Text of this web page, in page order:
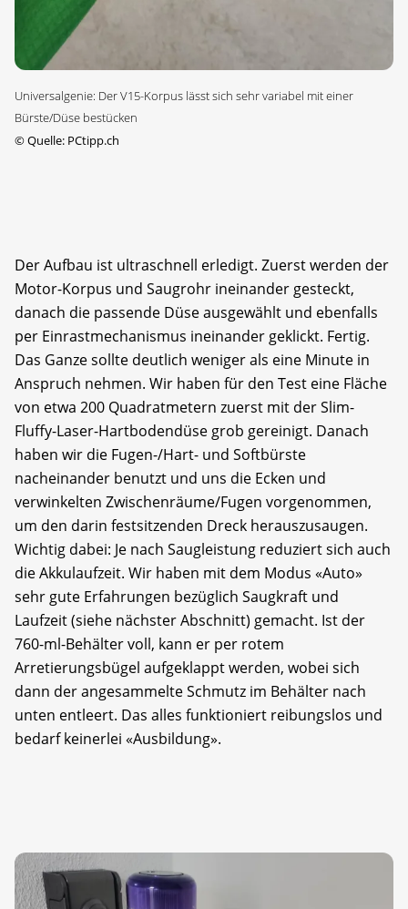
Universalgenie: Der V15-Korpus lässt sich sehr variabel mit einer
Bürste/Düse bestücken
©Quelle: PCtipp.ch
Der Aufbau ist ultraschnell erledigt. Zuerst werden der
Motor-Korpus und Saugrohr ineinander gesteckt,
danach die passende Düse ausgewählt und ebenfalls
per Einrastmechanismus ineinander geklickt. Fertig.
Das Ganze sollte deutlich weniger als eine Minute in
Anspruch nehmen. Wir haben für den Test eine Fläche
von etwa 200 Quadratmetern zuerst mit der Slim-
Fluffy-Laser-Hartbodendüse grob gereinigt. Danach
haben wir die Fugen-/Hart- und Softbürste
nacheinander benutzt und uns die Ecken und
verwinkelten Zwischenräume/Fugen vorgenommen,
um den darin festsitzenden Dreck herauszusaugen.
Wichtig dabei: Je nach Saugleistung reduziert sich auch
die Akkulaufzeit. Wir haben mit dem Modus «Auto»
sehr gute Erfahrungen bezüglich Saugkraft und
Laufzeit (siehe nächster Abschnitt) gemacht. Ist der
760-ml-Behälter voll, kann er per rotem
Arretierungsbügel aufgeklappt werden, wobei sich
dann der angesammelte Schmutz im Behälter nach
unten entleert. Das alles funktioniert reibungslos und
bedarf keinerlei «Ausbildung».